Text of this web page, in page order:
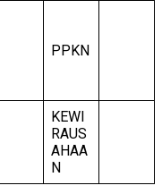
PPKN
KEWI
RAUS
AHAA
N